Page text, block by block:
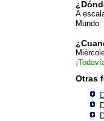
A
Mundo
Otras